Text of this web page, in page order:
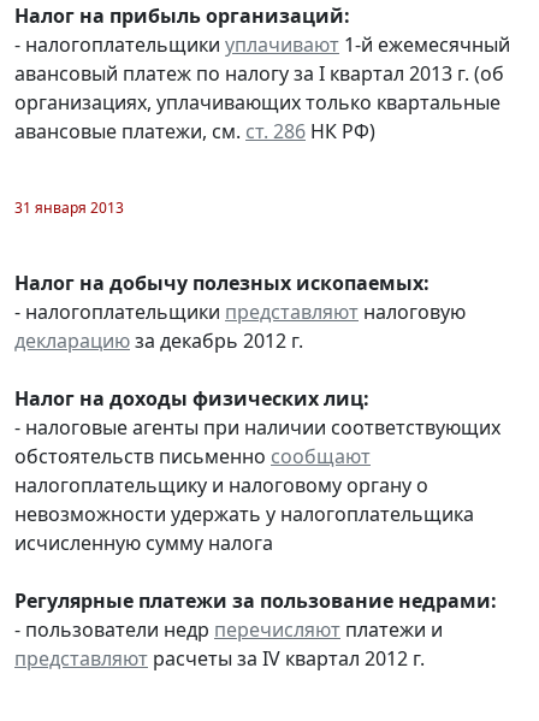
Налог на прибыль организаций:
- налогоплательщики уплачивают 1-й ежемесячный
авансовый платеж по налогу за I квартал 2013 г. (об
организациях, уплачивающих только квартальные
авансовые платежи, см. ст. 286 НК РФ)
31 января 2013
Налог на добычу полезных ископаемых:
- налогоплательщики представляют налоговую
декларациюза декабрь 2012 г.
Налог на доходы физических лиц:
- налоговые агенты при наличии соответствующих
обстоятельств письменно сообщают
налогоплательщику и налоговому органу о
невозможности удержать у налогоплательщика
исчисленную сумму налога
Регулярные платежи за пользование недрами:
- пользователи недр перечисляют платежи и
представляют расчеты за IV квартал 2012 г.